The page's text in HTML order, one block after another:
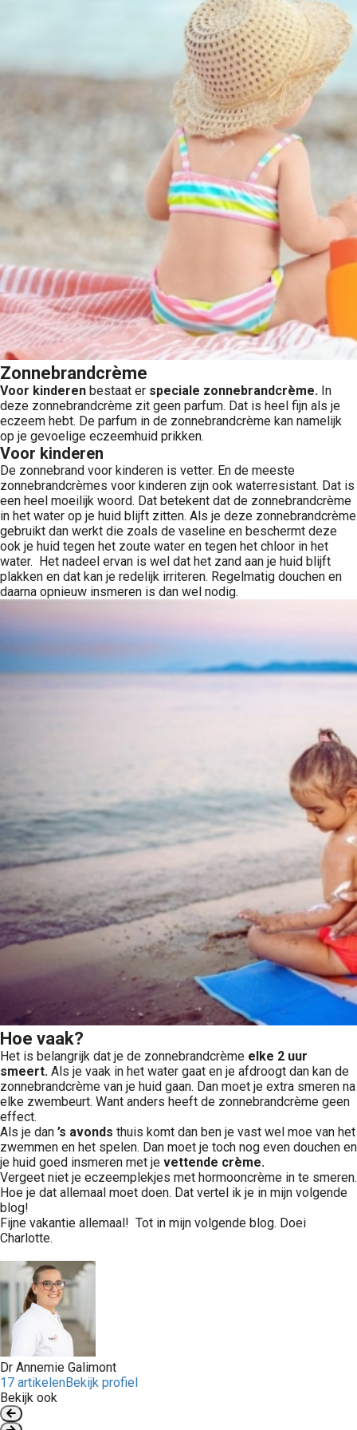
Zonnebrandcrème
Voor kinderen bestaat er speciale zonnebrandcrème. In
deze zonnebrandcrème zit geen parfum. Dat is heel fijn als je
eczeem hebt. De parfum in de zonnebrandcrème kan namelijk
op je gevoelige eczeemhuid prikken.
Voor kinderen
De zonnebrand voor kinderen is vetter. En de meeste
zonnebrandcrèmes voor kinderen zijn ook waterresistant. Dat is
een heel moeilijk woord. Dat betekent dat de zonnebrandcrème
in het water op je huid blijft zitten. Als je deze zonnebrandcrème
gebruikt dan werkt die zoals de vaseline en beschermt deze
ook je huid tegen het zoute water en tegen het chloor in het
water. Het nadeel ervan is wel dat het zand aan je huid blijft
plakken en dat kan je redelijk irriteren. Regelmatig douchen en
daarna opnieuw insmeren is dan wel nodig.
Hoe vaak?
Het is belangrijk dat je de zonnebrandcrème elke 2 uur
smeert. Als je vaak in het water gaat en je afdroogt dan kan de
zonnebrandcrème van je huid gaan. Dan moet je extra smeren na
elke zwembeurt. Want anders heeft de zonnebrandcrème geen
effect.
Als je dan ’s avonds thuis komt dan ben je vast wel moe van het
zwemmen en het spelen. Dan moet je toch nog even douchen en
je huid goed insmeren met je vettende crème.
Vergeet niet je eczeemplekjes met hormooncrème in te smeren.
Hoe je dat allemaal moet doen. Dat vertel ik je in mijn volgende
blog!
Fijne vakantie allemaal! Tot in mijn volgende blog. Doei
Charlotte.
Dr Annemie Galimont
17 artikelenBekijk profiel
Bekijk ook